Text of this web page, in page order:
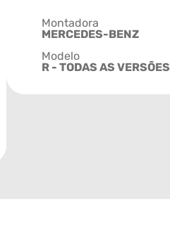
Montadora
MERCEDES-BENZ
Modelo
R - TODAS AS VERSÕES